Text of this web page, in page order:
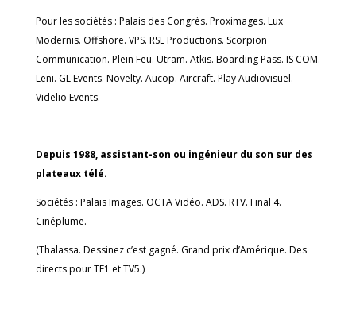
Pour les sociétés : Palais des Congrès. Proximages. Lux
Modernis. Offshore. VPS. RSL Productions. Scorpion
Communication. Plein Feu. Utram. Atkis. Boarding Pass. IS COM.
Leni. GL Events. Novelty. Aucop. Aircraft. Play Audiovisuel.
Videlio Events.
Depuis 1988, assistant-son ou ingénieur du son sur des
plateaux télé.
Sociétés : Palais Images. OCTA Vidéo. ADS. RTV. Final 4.
Cinéplume.
(Thalassa. Dessinez c’est gagné. Grand prix d’Amérique. Des
directs pour TF1 et TV5.)